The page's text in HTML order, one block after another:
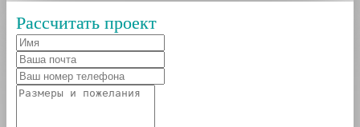
Рассчитать проект